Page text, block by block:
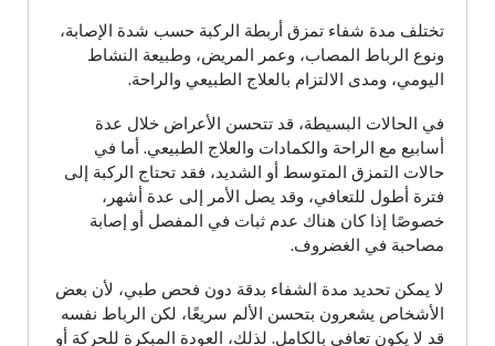
تختلف مدة شفاء تمزق أربطة الركبة حسب شدة الإصابة،
ونوع الرباط المصاب، وعمر المريض، وطبيعة النشاط
اليومي، ومدى الالتزام بالعلاج الطبيعي والراحة.
في الحالات البسيطة، قد تتحسن الأعراض خلال عدة
أسابيع مع الراحة والكمادات والعلاج الطبيعي. أما في
حالات التمزق المتوسط أو الشديد، فقد تحتاج الركبة إلى
فترة أطول للتعافي، وقد يصل الأمر إلى عدة أشهر،
خصوصًا إذا كان هناك عدم ثبات في المفصل أو إصابة
مصاحبة في الغضروف.
لا يمكن تحديد مدة الشفاء بدقة دون فحص طبي، لأن بعض
الأشخاص يشعرون بتحسن الألم سريعًا، لكن الرباط نفسه
قد لا يكون تعافى بالكامل. لذلك، العودة المبكرة للحركة أو